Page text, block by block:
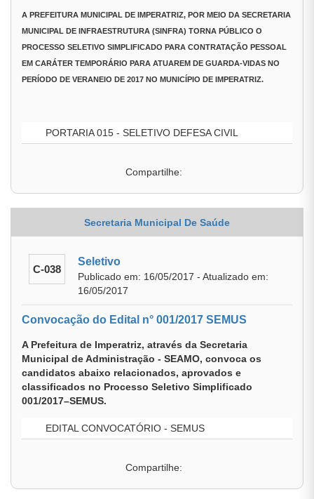
A PREFEITURA MUNICIPAL DE IMPERATRIZ, POR MEIO DA SECRETARIA
MUNICIPAL DE INFRAESTRUTURA (SINFRA) TORNA PÚBLICO O
PROCESSO SELETIVO SIMPLIFICADO PARA CONTRATAÇÃO PESSOAL
EM CARÁTER TEMPORÁRIO PARA ATUAREM DE GUARDA-VIDAS NO
PERÍODO DE VERANEIO DE 2017 NO MUNICÍPIO DE IMPERATRIZ.
PORTARIA 015 - SELETIVO DEFESA CIVIL
Compartilhe:
Secretaria Municipal De Saúde
C-038
Seletivo
Publicado em: 16/05/2017 - Atualizado em:
16/05/2017
Convocação do Edital n° 001/2017 SEMUS
A Prefeitura de Imperatriz, através da Secretaria
Municipal de Administração - SEAMO, convoca os
candidatos abaixo relacionados, aprovados e
classificados no Processo Seletivo Simplificado
001/2017–SEMUS.
EDITAL CONVOCATÓRIO - SEMUS
Compartilhe: